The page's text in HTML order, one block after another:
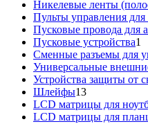
Никелевые ленты
Пульты управления для
Пусковые провода для
Пусковые устройства1
Сменные разъемы для
Универсальные
Устройства защиты от
Шлейфы1313
товаров
LCD матрицы для
LCD матрицы для